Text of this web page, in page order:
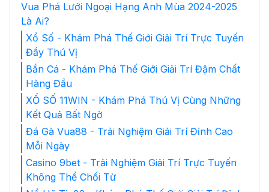
Vua Phá Lưới Ngoại Hạng Anh Mùa 2024-2025
Là Ai?
Xổ Số - Khám Phá Thế Giới Giải Trí Trực Tuyến
Đầy Thú Vị
Bắn Cá - Khám Phá Thế Giới Giải Trí Đậm Chất
Hàng Đầu
XỔ SỐ 11WIN - Khám Phá Thú Vị Cùng Những
Kết Quả Bất Ngờ
Đá Gà Vua88 - Trải Nghiệm Giải Trí Đỉnh Cao
Mỗi Ngày
Casino 9bet - Trải Nghiệm Giải Trí Trực Tuyến
Không Thể Chối Từ